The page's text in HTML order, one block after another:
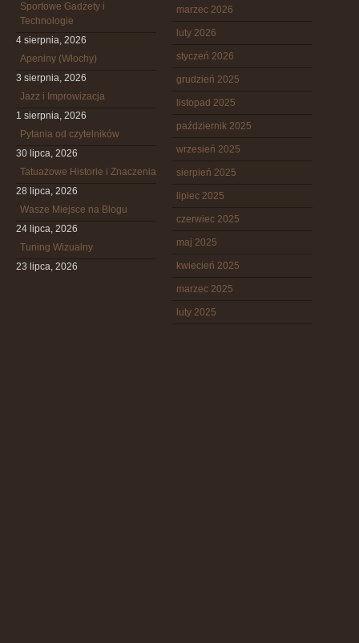
Sportowe Gadżety i
Technologie
4 sierpnia, 2026
Apeniny (Włochy)
3 sierpnia, 2026
Jazz i Improwizacja
1 sierpnia, 2026
Pytania od czytelników
30 lipca, 2026
Tatuażowe Historie i Znaczenia
28 lipca, 2026
Wasze Miejsce na Blogu
24 lipca, 2026
Tuning Wizualny
23 lipca, 2026
marzec 2026
luty 2026
styczeń 2026
grudzień 2025
listopad 2025
październik 2025
wrzesień 2025
sierpień 2025
lipiec 2025
czerwiec 2025
maj 2025
kwiecień 2025
marzec 2025
luty 2025